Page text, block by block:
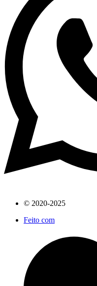
© 2020-2025
Feito com